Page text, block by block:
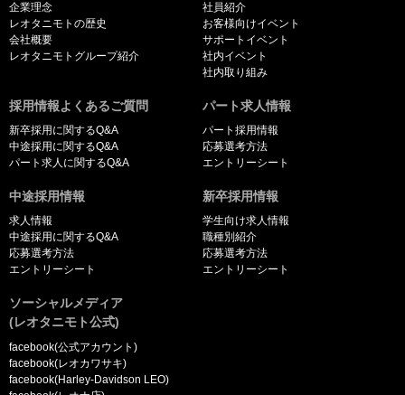
企業理念
レオタニモトの歴史
会社概要
レオタニモトグループ紹介
社員紹介
お客様向けイベント
サポートイベント
社内イベント
社内取り組み
採用情報よくあるご質問
新卒採用に関するQ&A
中途採用に関するQ&A
パート求人に関するQ&A
パート求人情報
パート採用情報
応募選考方法
エントリーシート
中途採用情報
求人情報
中途採用に関するQ&A
応募選考方法
エントリーシート
新卒採用情報
学生向け求人情報
職種別紹介
応募選考方法
エントリーシート
ソーシャルメディア
(レオタニモト公式)
facebook(公式アカウント)
facebook(レオカワサキ)
facebook(Harley-Davidson LEO)